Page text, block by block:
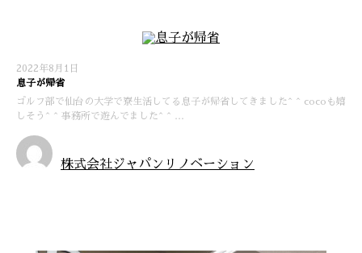
2022年8月1日
息子が帰省
ゴルフ部で仙台の大学で寮生活してる息子が帰省してきました^ ^ cocoも嬉
しそう^ ^ 事務所で遊んでました^ ^ …
株式会社ジャパンリノベーション